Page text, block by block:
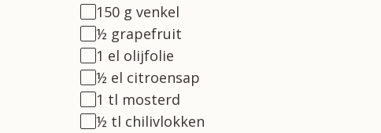
150 g venkel
½ grapefruit
1 el olijfolie
½ el citroensap
1 tl mosterd
½ tl chilivlokken